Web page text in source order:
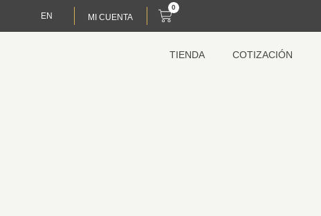
EN MI CUENTA
0
TIENDA COTIZACIÓN